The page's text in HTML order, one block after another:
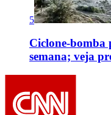
5
Ciclone-bomba
semana; veja